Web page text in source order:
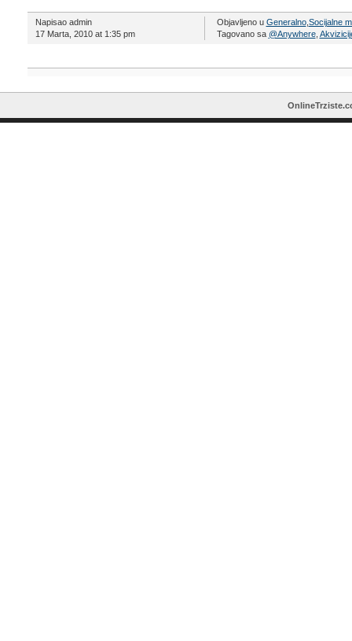
Napisao admin
17 Marta, 2010 at 1:35 pm
Objavljeno u Generalno, Socijalne
Tagovano sa @Anywhere,